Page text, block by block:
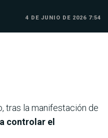
4 DE JUNIO DE 2026 7:54
tras la manifestación de
controlar el